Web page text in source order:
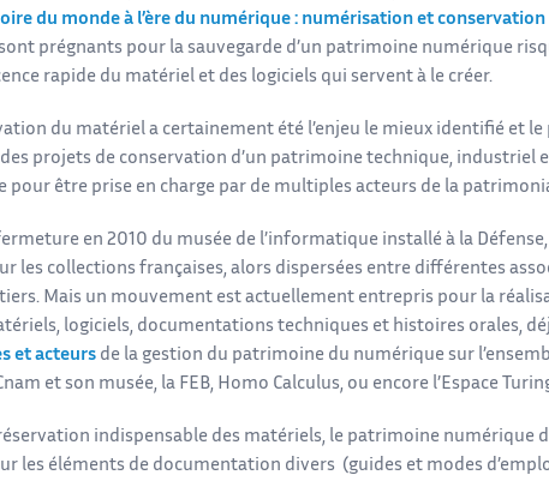
du monde à l’ère du numérique : numérisation et conservation
prégnants pour la sauvegarde d’un patrimoine numérique
rapide du matériel et des logiciels qui servent à le créer.
du matériel a certainement été l’enjeu le mieux identifié et
projets de conservation d’un patrimoine technique, industriel
pour être prise en charge par de multiples acteurs de la
en 2010 du musée de l’informatique installé à la
les collections françaises, alors dispersées entre différentes
Mais un mouvement est actuellement entrepris pour la
logiciels, documentations techniques et histoires orales,
et acteurs de la gestion du patrimoine du numérique sur
et son musée, la FEB, Homo Calculus, ou encore l’Espace
indispensable des matériels, le patrimoine numérique
les éléments de documentation divers (guides et modes